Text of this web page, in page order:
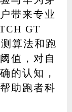
带来专业
GT
算法和跑
值，对自
的认知，
助跑者科